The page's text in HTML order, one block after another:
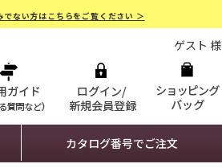
ない方はこちらをご覧ください ＞
ゲスト 様
カタログ番号でご注文